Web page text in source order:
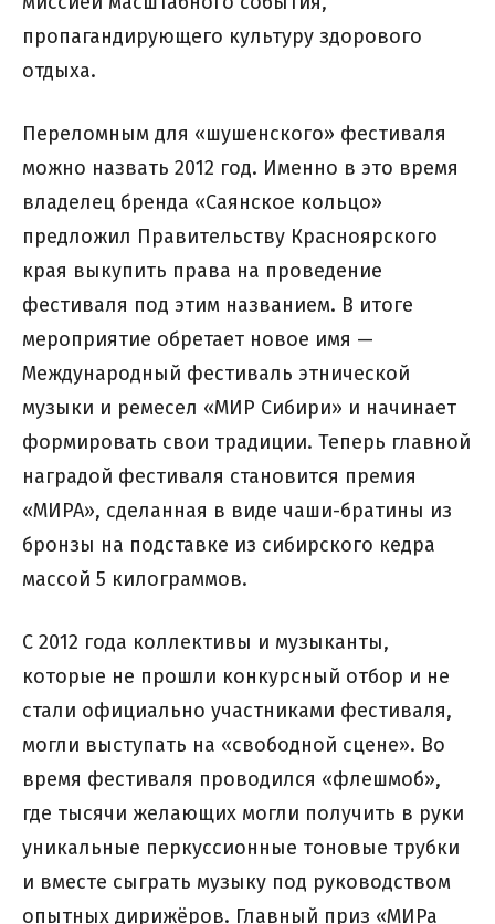
пропагандирующего культуру здорового
отдыха.
Переломным для «шушенского» фестиваля
можно назвать 2012 год. Именно в это время
владелец бренда «Саянское кольцо»
предложил Правительству Красноярского
края выкупить права на проведение
фестиваля под этим названием. В итоге
мероприятие обретает новое имя —
Международный фестиваль этнической
музыки и ремесел «МИР Сибири» и начинает
формировать свои традиции. Теперь главной
наградой фестиваля становится премия
«МИРА», сделанная в виде чаши-братины из
бронзы на подставке из сибирского кедра
массой 5 килограммов.
С 2012 года коллективы и музыканты,
которые не прошли конкурсный отбор и не
стали официально участниками фестиваля,
могли выступать на «свободной сцене». Во
время фестиваля проводился «флешмоб»,
где тысячи желающих могли получить в руки
уникальные перкуссионные тоновые трубки
и вместе сыграть музыку под руководством
опытных дирижёров. Главный приз «МИРа